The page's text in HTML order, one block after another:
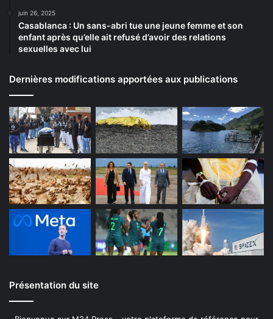
juin 26, 2025
Casablanca : Un sans-abri tue une jeune femme et son
enfant après qu’elle ait refusé d’avoir des relations
sexuelles avec lui
Dernières modifications apportées aux publications
Présentation du site